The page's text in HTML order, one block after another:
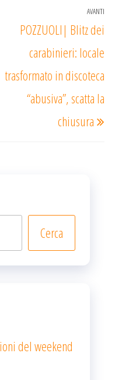
AVANTI
POZZUOLI| Blitz dei
carabinieri: locale
trasformato in discoteca
“abusiva”, scatta la
chiusura
Cerca
del weekend